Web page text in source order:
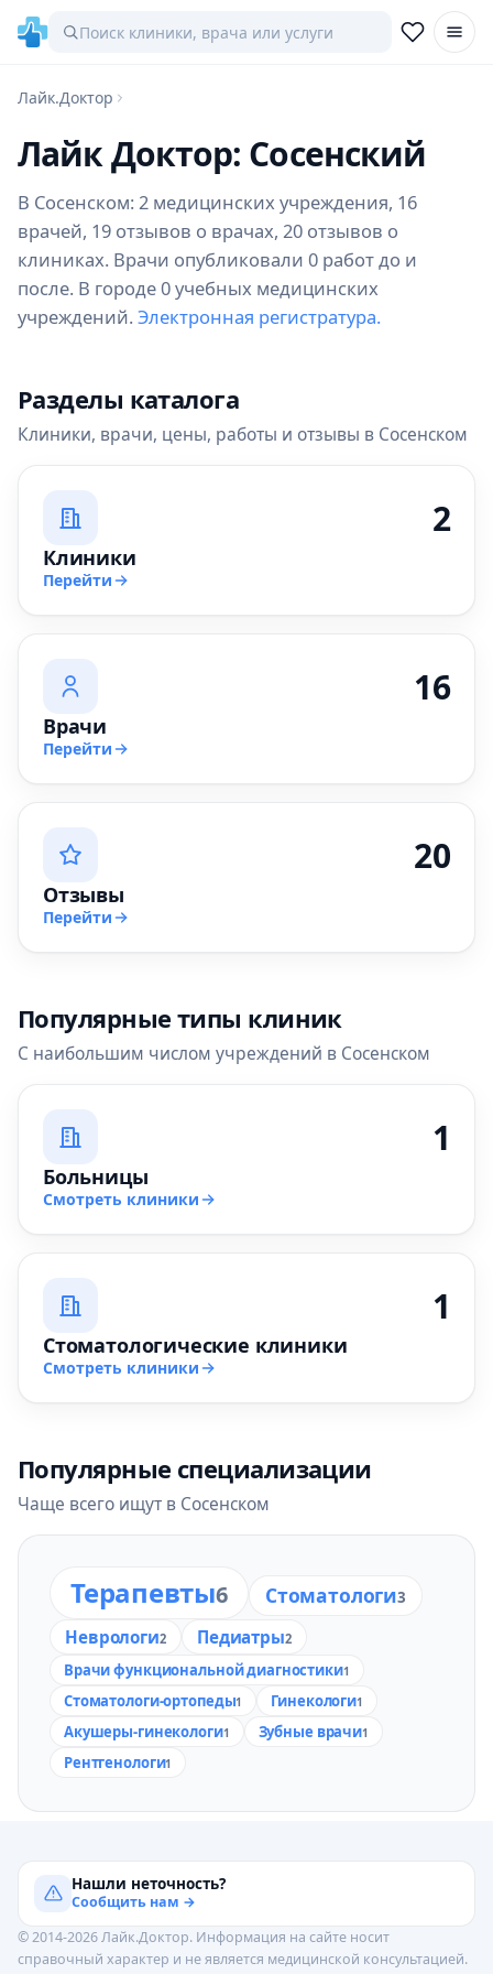
Лайк.Доктор
Лайк Доктор: Сосенский
В Сосенском: 2 медицинских учреждения, 16
врачей, 19 отзывов о врачах, 20 отзывов о
клиниках. Врачи опубликовали 0 работ до и
после. В городе 0 учебных медицинских
учреждений. Электронная регистратура.
Разделы каталога
Клиники, врачи, цены, работы и отзывы в Сосенском
2
Клиники
Перейти
16
Врачи
Перейти
20
Отзывы
Перейти
Популярные типы клиник
С наибольшим числом учреждений в Сосенском
1
Больницы
Смотреть клиники
1
Стоматологические клиники
Смотреть клиники
Популярные специализации
Чаще всего ищут в Сосенском
Терапевты6 Стоматологи3
Неврологи2 Педиатры2
Врачи функциональной диагностики1
Стоматологи-ортопеды1 Гинекологи1
Акушеры-гинекологи1 Зубные врачи1
Рентгенологи1
Нашли неточность?
Сообщить нам →
© 2014-2026 Лайк.Доктор. Информация на сайте носит
справочный характер и не является медицинской консультацией.